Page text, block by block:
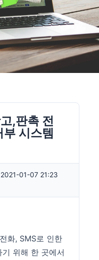
,판촉 전
시스템
2021-01-07 21:23
화, SMS로 인한
위해 한 곳에서